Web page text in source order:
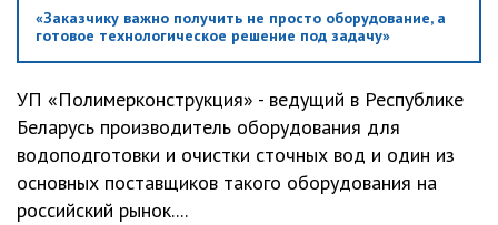
«Заказчику важно получить не просто оборудование, а
готовое технологическое решение под задачу»
УП «Полимерконструкция» - ведущий в Республике
Беларусь производитель оборудования для
водоподготовки и очистки сточных вод и один из
основных поставщиков такого оборудования на
российский рынок....